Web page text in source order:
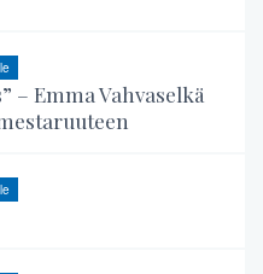
– Emma Vahvaselkä